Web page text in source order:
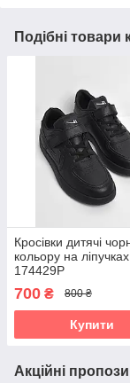
Подібні товари
Кросівки дитячі
кольору на
174429P
700 ₴ 800 ₴
Купити
Акційні